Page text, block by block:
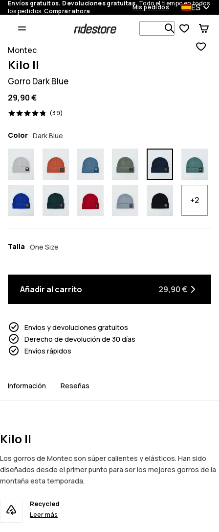
Envíos gratuitos. Devoluciones gratuitas.Todo el tiempo en todos
los pedidos.Comprar ahora Mis pedidos ES
Busca en
Montec
Kilo II
Gorro Dark Blue
29,90 €
(39)
39 opiniones, 4.8/5
Color Dark Blue
+2
Talla One Size
Añadir al carrito 29,90 €
Envíos y devoluciones gratuitos
Derecho de devolución de 30 días
Envíos rápidos
Información Reseñas
Kilo II
Los gorros de Montec son súper calientes y elásticos. Han sido
diseñados desde el primer punto para ser los mejores gorros de la
montaña esta temporada.
Recycled
Leer más